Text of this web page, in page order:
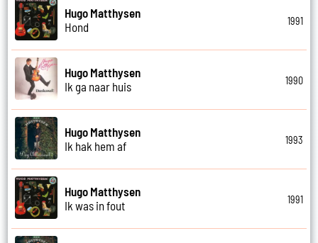
Hugo Matthysen
Hond
1991
Hugo Matthysen
Ik ga naar huis
1990
Hugo Matthysen
Ik hak hem af
1993
Hugo Matthysen
Ik was in fout
1991